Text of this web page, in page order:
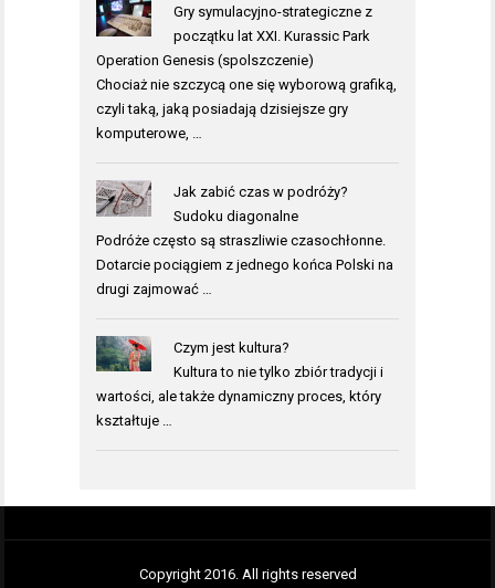
Gry symulacyjno-strategiczne z
początku lat XXI. Kurassic Park
Operation Genesis (spolszczenie)
Chociaż nie szczycą one się wyborową grafiką,
czyli taką, jaką posiadają dzisiejsze gry
komputerowe, …
Jak zabić czas w podróży?
Sudoku diagonalne
Podróże często są straszliwie czasochłonne.
Dotarcie pociągiem z jednego końca Polski na
drugi zajmować …
Czym jest kultura?
Kultura to nie tylko zbiór tradycji i
wartości, ale także dynamiczny proces, który
kształtuje …
Copyright 2016. All rights reserved